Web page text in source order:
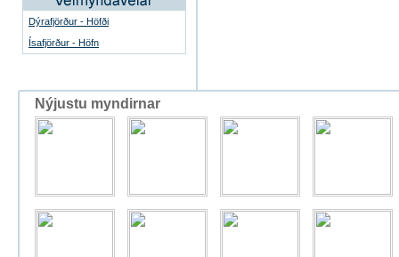
Dýrafjörður - Höfði
Ísafjörður - Höfn
Nýjustu myndirnar